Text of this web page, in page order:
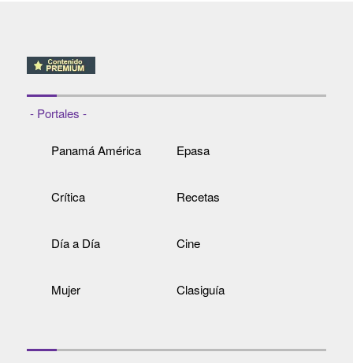
- Portales -
Panamá América Epasa
Crítica Recetas
Día a Día Cine
Mujer Clasiguía